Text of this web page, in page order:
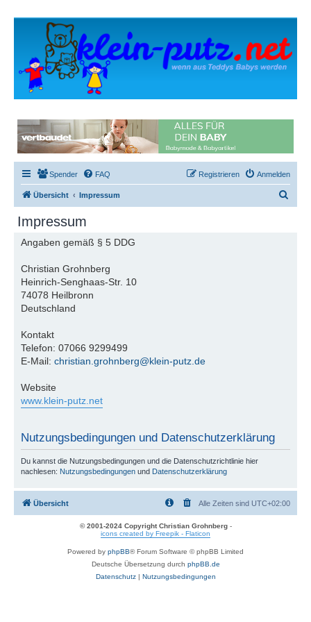
Spender FAQ Anmelden
Registrieren
Übersicht Impressum
Impressum
Angaben gemäß § 5 DDG
Christian Grohnberg
Heinrich-Senghaas-Str. 10
74078 Heilbronn
Deutschland
Kontakt
Telefon: 07066 9299499
E-Mail: christian.grohnberg@klein-putz.de
Website
www.klein-putz.net
Nutzungsbedingungen und Datenschutzerklärung
Du kannst die Nutzungsbedingungen und die Datenschutzrichtlinie hier
nachlesen: Nutzungsbedingungen und Datenschutzerklärung
Übersicht Alle Zeiten sind UTC+02:00
© 2001-2024 Copyright Christian Grohnberg-
icons created by Freepik - Flaticon
Powered by phpBB® Forum Software © phpBB Limited
Deutsche Übersetzung durch phpBB.de
Datenschutz| Nutzungsbedingungen